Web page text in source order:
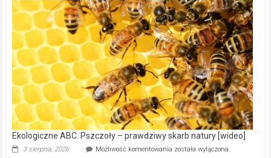
Wręczyca
Wielka
z
dofinansowaniem
ponad
15,6
mln
na
modernizację
oczyszczalni
ścieków
[wideo]
Ekologiczne ABC. Pszczoły – prawdziwy skarb natury [wideo]
3 sierpnia, 2026 Możliwość komentowania Ekologiczne
została wyłączona